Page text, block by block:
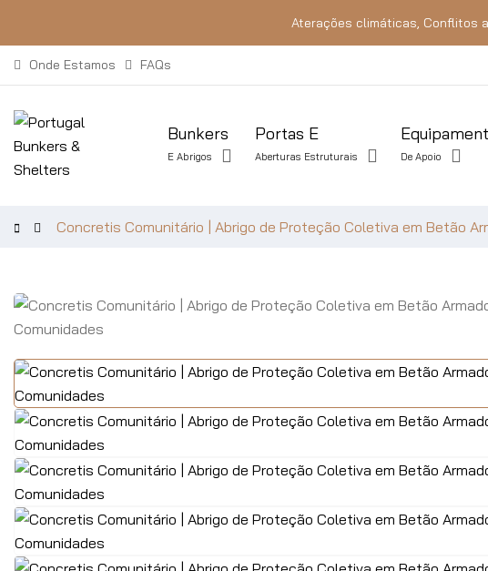
Aterações climáticas, Conflitos
Onde Estamos FAQs
Bunkers
E Abrigos
Portas E
Aberturas Estruturais De Apoio
Concretis Comunitário | Abrigo de Proteção Coletiva em Betão